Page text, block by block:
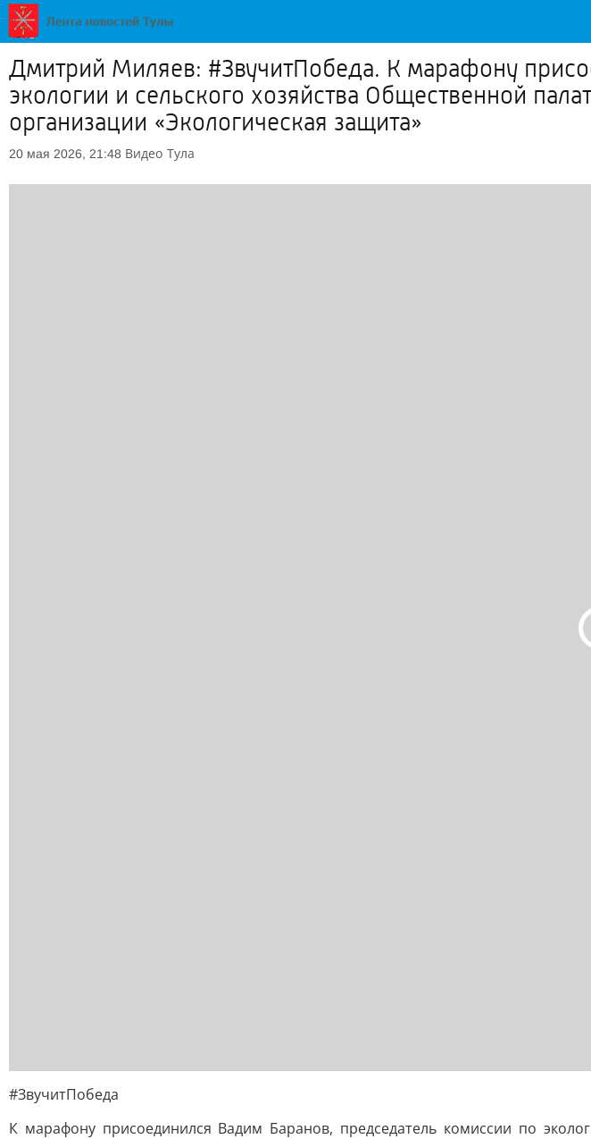
Дмитрий Миляев: #ЗвучитПобеда. К марафону
экологии и сельского хозяйства Общественной
организации «Экологическая защита»
20 мая 2026, 21:48 Видео Тула
#ЗвучитПобеда
К марафону присоединился Вадим Баранов, председатель комиссии по